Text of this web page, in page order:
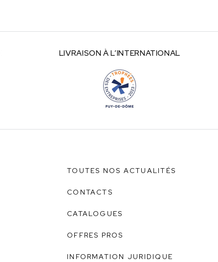
LIVRAISON ÀL’INTERNATIONAL
TOUTES NOS ACTUALITÉS
CONTACTS
CATALOGUES
OFFRES PROS
INFORMATION JURIDIQUE